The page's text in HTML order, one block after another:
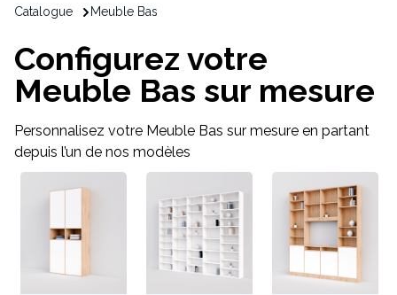
Catalogue Meuble Bas
Configurez votre
Meuble Bas sur mesure
Personnalisez votre Meuble Bas sur mesure en partant
depuis l’un de nos modèles